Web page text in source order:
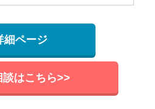
細ページ
談はこちら>>